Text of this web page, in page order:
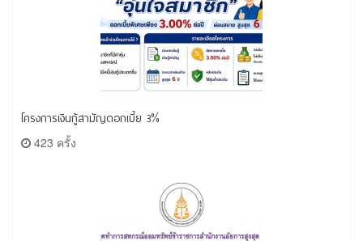
โครงการเงินกู้สามัญดอกเบี้ย 3%
423 ครั้ง